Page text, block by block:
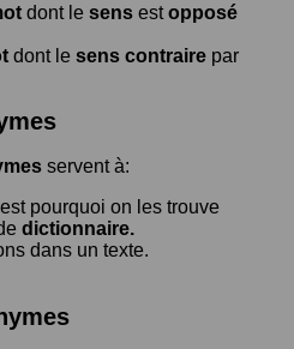
dont le sens estopposé
dont le sens contraire par
servent à:
pourquoi on les trouve
dictionnaire.
dans un texte.